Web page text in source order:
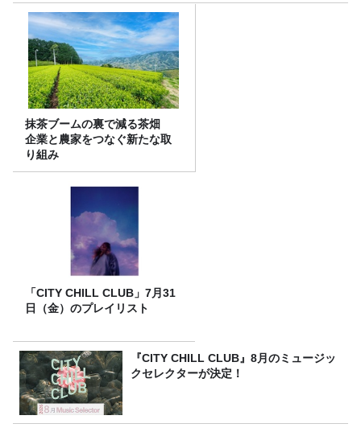
抹茶ブームの裏で減る茶畑
企業と農家をつなぐ新たな取
り組み
「CITY CHILL CLUB」7月31
日（金）のプレイリスト
『CITY CHILL CLUB』8月のミュージッ
クセレクターが決定！